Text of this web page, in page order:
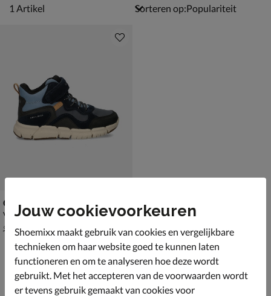
1 artikel
1 Artikel Sorteren op:
Geox J Flexyper
Veterboots - blauw
van € 94,99 vanaf € 62,99
94 99 62
Jouw cookievoorkeuren
Shoemixx maakt gebruik van cookies en vergelijkbare
technieken om haar website goed te kunnen laten
functioneren en om te analyseren hoe deze wordt
gebruikt. Met het accepteren van de voorwaarden wordt
er tevens gebruik gemaakt van cookies voor